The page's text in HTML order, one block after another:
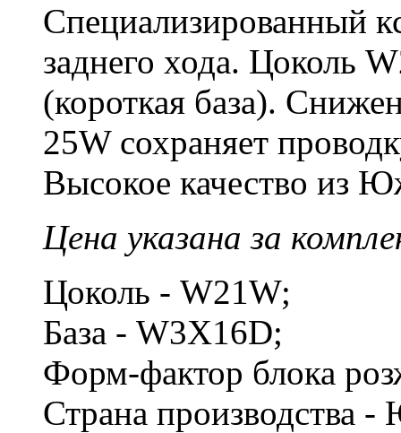
Специализированный
заднего хода. Цоколь
(короткая база).
25W сохраняет
Высокое качество из
Цена указана за
Цоколь - W21W;
База - W3X16D;
Форм-фактор блока
Страна производства